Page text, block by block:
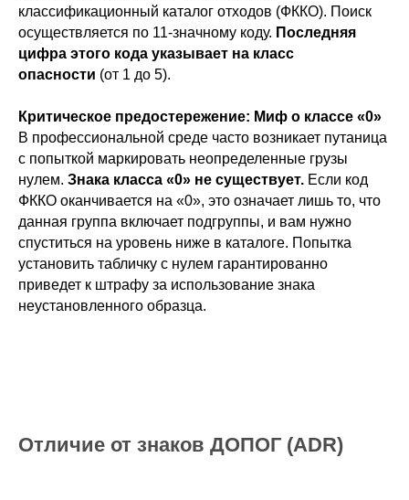
классификационный каталог отходов (ФККО). Поиск
осуществляется по 11-значному коду. Последняя
цифра этого кода указывает на класс
опасности (от 1 до 5).
Критическое предостережение: Миф о классе «0»
В профессиональной среде часто возникает путаница
с попыткой маркировать неопределенные грузы
нулем. Знака класса «0» не существует. Если код
ФККО оканчивается на «0», это означает лишь то, что
данная группа включает подгруппы, и вам нужно
спуститься на уровень ниже в каталоге. Попытка
установить табличку с нулем гарантированно
приведет к штрафу за использование знака
неустановленного образца.
Отличие от знаков ДОПОГ (ADR)